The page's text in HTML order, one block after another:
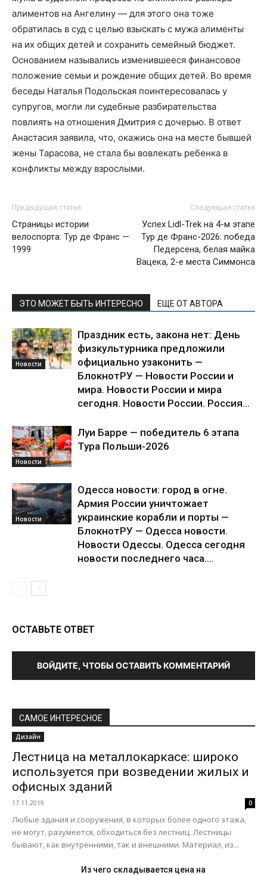
алиментов на Ангелину — для этого она тоже
обратилась в суд с целью взыскать с мужа алименты
на их общих детей и сохранить семейный бюджет.
Основанием назывались изменившееся финансовое
положение семьи и рождение общих детей. Во время
беседы Наталья Подольская поинтересовалась у
супругов, могли ли судебные разбирательства
повлиять на отношения Дмитрия с дочерью. В ответ
Анастасия заявила, что, окажись она на месте бывшей
жены Тарасова, не стала бы вовлекать ребенка в
конфликты между взрослыми.
Предыдущая статья
Страницы истории
велоспорта: Тур де Франс —
1999
Следующая статья
Успех Lidl-Trek на 4-м этапе
Тур де Франс-2026: победа
Педерсена, белая майка
Вацека, 2-е места Симмонса
ЭТО МОЖЕТ БЫТЬ ИНТЕРЕСНО ЕЩЕ ОТ АВТОРА
Новости
Праздник есть, закона нет: День
физкультурника предложили
официально узаконить —
БлокнотРУ — Новости России и
мира. Новости России и мира
сегодня. Новости России. Россия...
Новости
Луи Барре — победитель 6 этапа
Тура Польши-2026
Новости
Одесса новости: город в огне.
Армия России уничтожает
украинские корабли и порты —
БлокнотРУ — Одесса новости.
Новости Одессы. Одесса сегодня
новости последнего часа....
ОСТАВЬТЕ ОТВЕТ
ВОЙДИТЕ, ЧТОБЫ ОСТАВИТЬ КОММЕНТАРИЙ
САМОЕ ИНТЕРЕСНОЕ
Дизайн
Лестница на металлокаркасе: широко
используется при возведении жилых и
офисных зданий
17.11.2019 0
Любые здания и сооружения, в которых более одного этажа,
не могут, разумеется, обходиться без лестниц. Лестницы
бывают, как внутренними, так и внешними. Материал, из...
Из чего складывается цена на